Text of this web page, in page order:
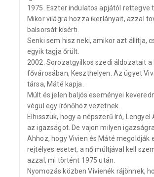
1975. Eszter indulatos apjától rettegve
Mikor világra hozza ikerlányait, azzal
balsorsát kísérti.
Senki sem hisz neki, amikor azt állítja,
egyik tagja őrült.
2002. Sorozatgyilkos szedi áldozatait a
fővárosában, Keszthelyen. Az ügyet
társa, Máté kapja.
Múlt és jelen baljós eseményei
végül egy írónőhöz vezetnek.
Elhisszük, hogy a népszerű író, Lengyel
az igazságot. De vajon milyen
Ahhoz, hogy Vivien és Máté megoldják
rejtélyes esetet, a nő múltjával kell
azzal, mi történt 1975 után.
Nyomozás közben Vivienék rájönnek,